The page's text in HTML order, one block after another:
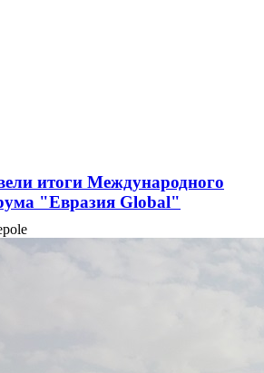
итоги Международного
"Евразия Global"